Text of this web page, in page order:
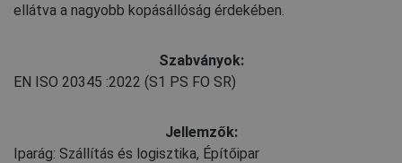
ellátva a nagyobb kopásállóság érdekében.
Szabványok:
EN ISO 20345 :2022 (S1 PS FO SR)
Jellemzők:
Iparág: Szállítás és logisztika, Építőipar